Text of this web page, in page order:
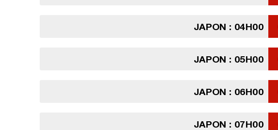
JAPON : 04H00
JAPON : 05H00
JAPON : 06H00
JAPON : 07H00